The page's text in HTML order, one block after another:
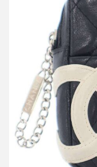
シャネル カンボン